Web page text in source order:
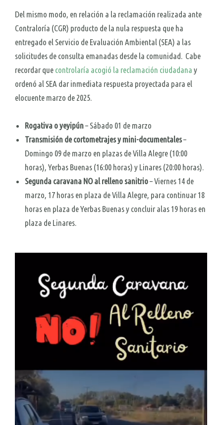
Del mismo modo, en relación a la reclamación realizada ante
Contraloría (CGR) producto de la nula respuesta que ha
entregado el Servicio de Evaluación Ambiental (SEA) a las
solicitudes de consulta emanadas desde la comunidad. Cabe
recordar que controlaría acogió la reclamación ciudadana y
ordenó al SEA dar inmediata respuesta proyectada para el
elocuente marzo de 2025.
Rogativa o yeyipún– Sábado 01 de marzo
Transmisión de cortometrajes y mini-documentales–
Domingo 09 de marzo en plazas de Villa Alegre (10:00
horas), Yerbas Buenas (16:00 horas) y Linares (20:00 horas).
Segunda caravana NO al relleno sanitrio– Viernes 14 de
marzo, 17 horas en plaza de Villa Alegre, para continuar 18
horas en plaza de Yerbas Buenas y concluir alas 19 horas en
plaza de Linares.